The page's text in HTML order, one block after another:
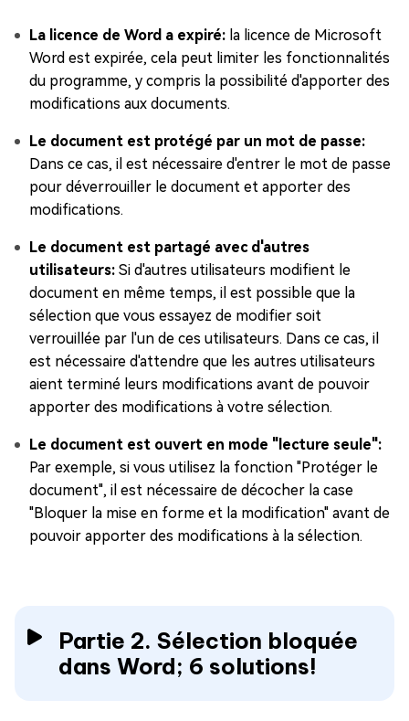
La licence de Word a expiré: la licence de Microsoft
Word est expirée, cela peut limiter les fonctionnalités
du programme, y compris la possibilité d'apporter des
modifications aux documents.
Le document est protégé par un mot de passe:
Dans ce cas, il est nécessaire d'entrer le mot de passe
pour déverrouiller le document et apporter des
modifications.
Le document est partagé avec d'autres
utilisateurs: Si d'autres utilisateurs modifient le
document en même temps, il est possible que la
sélection que vous essayez de modifier soit
verrouillée par l'un de ces utilisateurs. Dans ce cas, il
est nécessaire d'attendre que les autres utilisateurs
aient terminé leurs modifications avant de pouvoir
apporter des modifications à votre sélection.
Le document est ouvert en mode "lecture seule":
Par exemple, si vous utilisez la fonction "Protéger le
document", il est nécessaire de décocher la case
"Bloquer la mise en forme et la modification" avant de
pouvoir apporter des modifications à la sélection.
Partie 2. Sélection bloquée
dans Word; 6 solutions!